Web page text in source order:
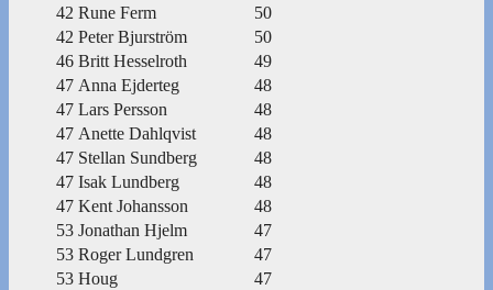
42 Rune Ferm
50
42 Peter Bjurström
50
46 Britt Hesselroth
49
47 Anna Ejderteg
48
47 Lars Persson
48
47 Anette Dahlqvist
48
47 Stellan Sundberg
48
47 Isak Lundberg
48
47 Kent Johansson
48
53 Jonathan Hjelm
47
53 Roger Lundgren
47
53 Houg
47